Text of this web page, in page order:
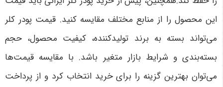
این محصول را از منابع مختلف مقایسه کنید. قیمت پودر کلر
می‌تواند بسته به برند تولیدکننده، کیفیت محصول، حجم
بسته‌بندی و شرایط بازار متغیر باشد. با مقایسه قیمت‌ها
می‌توان بهترین گزینه را برای خرید انتخاب کرد و از پرداخت